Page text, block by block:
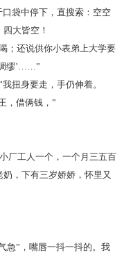
中停下，直搜索：空空
大皆空！
；还说供你小表弟上大学要
缪’……”
身要走，手仍伸着。
，借俩钱，”
工人一个，一个月三五百
，下有三岁娇娇，怀里又
”，嘴唇一抖一抖的。我